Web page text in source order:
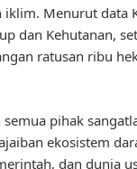
iklim. Menurut data
dan Kehutanan,
ratusan ribu
pihak
ekosistem
dan dunia